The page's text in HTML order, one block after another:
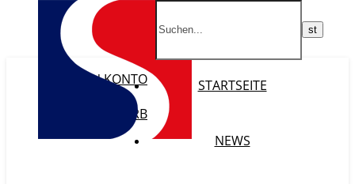
MEIN KONTO
WARENKORB
STARTSEITE
NEWS